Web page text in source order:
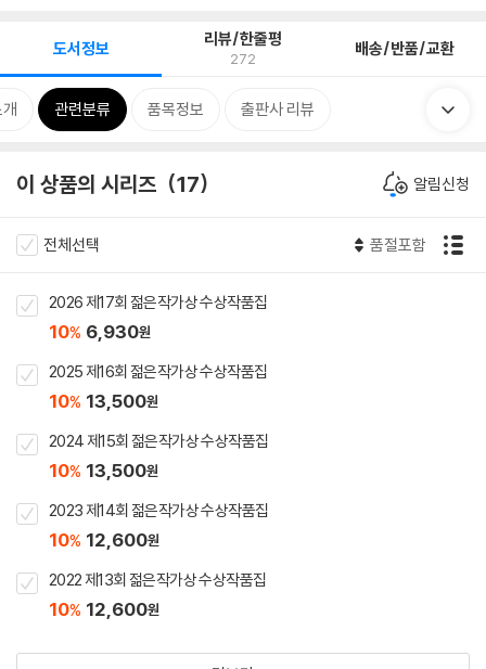
도서정보 리뷰/한줄평
272 배송/반품/교환
관련분류 품목정보 출판사 리뷰
이 상품의 시리즈 17 알림신청
전체선택 품절포함
2026 제17회 젊은작가상 수상작품집
10% 6,930원
2025 제16회 젊은작가상 수상작품집
10% 13,500원
2024 제15회 젊은작가상 수상작품집
10% 13,500원
2023 제14회 젊은작가상 수상작품집
10% 12,600원
2022 제13회 젊은작가상 수상작품집
10% 12,600원